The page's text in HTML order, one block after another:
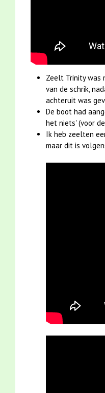
Zeelt Trinity was
van de schrik,
achteruit was
De boot had
het niets' (voor
Ik heb zeelten
maar dit is